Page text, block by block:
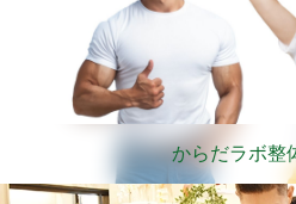
からだラボ整